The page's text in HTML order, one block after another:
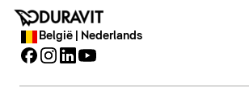
België | Nederlands